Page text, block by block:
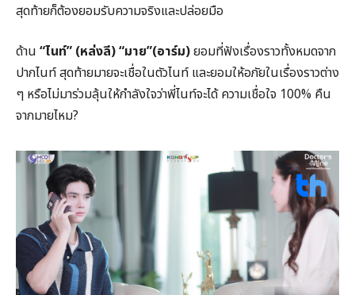
สุดท้ายก็ต้องยอมรับความจริงและปล่อยมือ
ด้าน “ไนท์” (หล่งลี) “มาย”(อาร์ม)ยอมที่ฟังเรื่องราวทั้งหมดจาก
ปากไนท์ สุดท้ายมายจะเชื่อในตัวไนท์ และยอมให้อภัยในเรื่องราวต่าง
ๆ หรือไม่มาร่วมลุ้นให้กำลังใจว่าพี่ไนท์จะได้ ความเชื่อใจ 100% คืน
จากมายไหม?